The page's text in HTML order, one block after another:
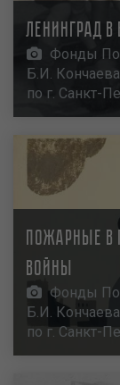
Ленинград в
Фонды
Б.И.
по г. Санкт-
Пожарные в
войны
Фонды
Б.И.
по г. Санкт-